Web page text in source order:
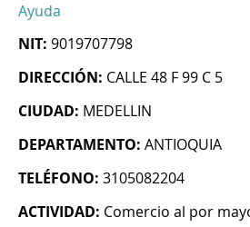
Ayuda
NIT: 9019707798
DIRECCIÓN: CALLE 48 F 99 C 5
CIUDAD: MEDELLIN
DEPARTAMENTO: ANTIOQUIA
TELÉFONO: 3105082204
ACTIVIDAD: Comercio al por